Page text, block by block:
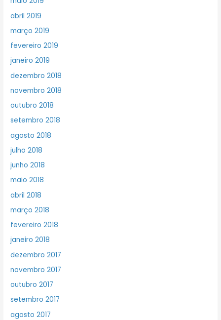
abril 2019
março 2019
fevereiro 2019
janeiro 2019
dezembro 2018
novembro 2018
outubro 2018
setembro 2018
agosto 2018
julho 2018
junho 2018
maio 2018
abril 2018
março 2018
fevereiro 2018
janeiro 2018
dezembro 2017
novembro 2017
outubro 2017
setembro 2017
agosto 2017